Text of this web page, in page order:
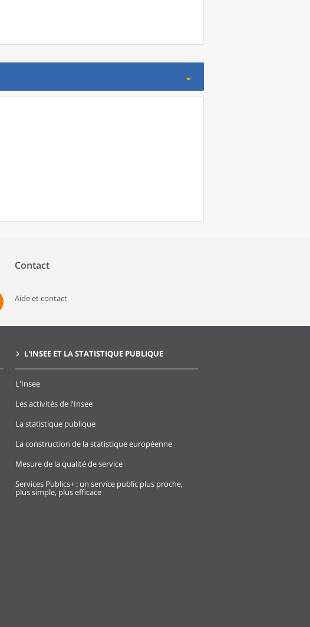
Contact
Aide et contact
L'INSEE ET LA STATISTIQUE PUBLIQUE
L'Insee
Les activités de l'Insee
La statistique publique
La construction de la statistique européenne
Mesure de la qualité de service
Services Publics+ : un service public plus proche,
plus simple, plus efficace